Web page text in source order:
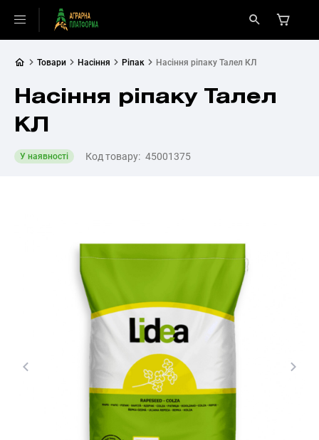
Товари Насіння Ріпак Насіння ріпаку Талел КЛ
Насіння ріпаку Талел
КЛ
У наявності Код товару: 45001375